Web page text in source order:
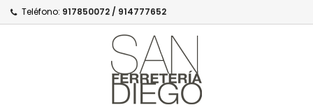
Teléfono: 917850072 / 914777652